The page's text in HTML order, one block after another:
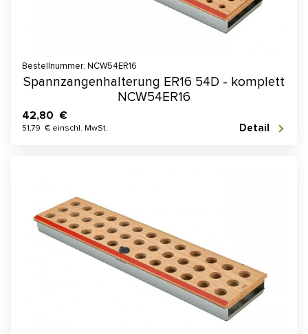
Bestellnummer: NCW54ER16
Spannzangenhalterung ER16 54D - komplett
NCW54ER16
42,80 €
51,79 € einschl. MwSt. Detail